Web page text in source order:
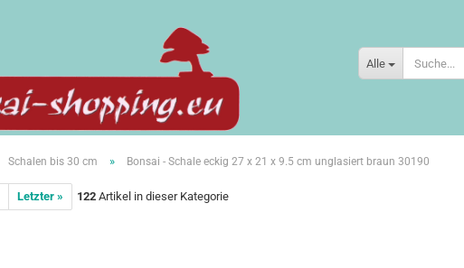
Alle
Schalen bis 30 cm » Bonsai - Schale eckig 27 x 21 x 9.5 cm unglasiert braun 30190
Letzter » 122 Artikel in dieser Kategorie